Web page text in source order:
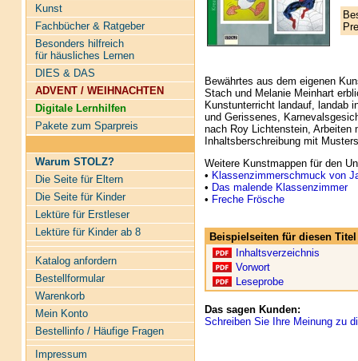
Kunst
Fachbücher & Ratgeber
Besonders hilfreich
für häusliches Lernen
DIES & DAS
ADVENT / WEIHNACHTEN
Digitale Lernhilfen
Pakete zum Sparpreis
Warum STOLZ?
Die Seite für Eltern
Die Seite für Kinder
Lektüre für Erstleser
Lektüre für Kinder ab 8
Katalog anfordern
Bestellformular
Warenkorb
Mein Konto
Bestellinfo / Häufige Fragen
Impressum
Bewährtes aus dem eigenen
Stach und Melanie Meinhart
Kunstunterricht landauf, landab
und Gerissenes,
nach Roy Lichtenstein, Arbeiten
Inhaltsberschreibung mit
Weitere Kunstmappen für den
• Klassenzimmerschmuck von
• Das malende Klassenzimmer
• Freche Frösche
Beispielseiten für diesen
Inhaltsverzeichnis
Vorwort
Leseprobe
Das sagen Kunden:
Schreiben Sie Ihre Meinung zu